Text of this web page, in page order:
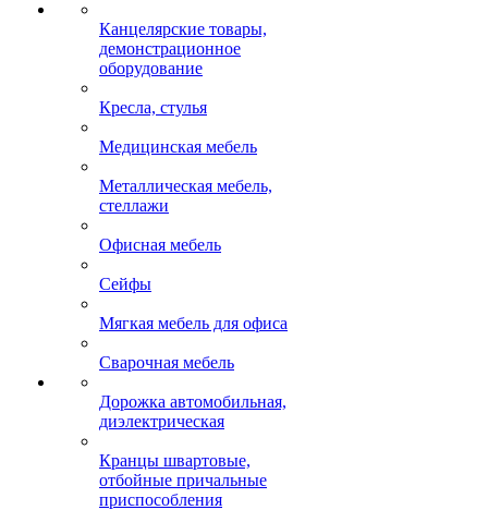
Канцелярские товары,
демонстрационное
оборудование
Кресла, стулья
Медицинская мебель
Металлическая мебель,
стеллажи
Офисная мебель
Сейфы
Мягкая мебель для офиса
Сварочная мебель
Дорожка автомобильная,
диэлектрическая
Кранцы швартовые,
отбойные причальные
приспособления